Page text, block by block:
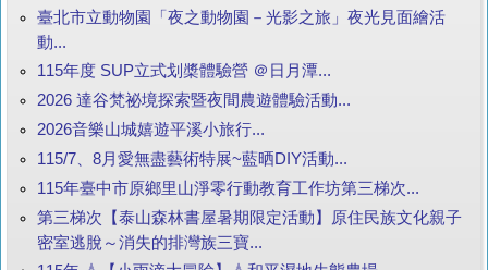
臺北市立動物園「夜之動物園－光影之旅」夜光見面繪活
動...
115年度 SUP立式划槳體驗營 ＠日月潭...
2026 達谷梵祕境探索暨夜間農遊體驗活動...
2026音樂山城嬉遊平溪小旅行...
115/7、8月愛無盡藝術特展~藍晒DIY活動...
115年臺中市原鄉里山淨零行動教育工作坊第三梯次...
第三梯次【泰山森林書屋暑期限定活動】原住民族文化親子
密室逃脫～消失的排灣族三寶...